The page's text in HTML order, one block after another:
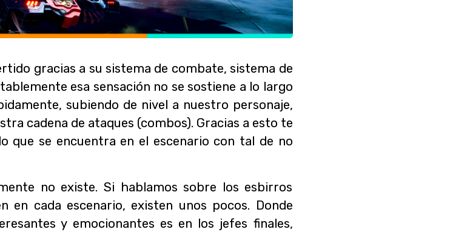
gracias a su sistema de combate, sistema de
esa sensación no se sostiene a lo largo
subiendo de nivel a nuestro personaje,
cadena de ataques (combos). Gracias a esto te
que se encuentra en el escenario con tal de no
no existe. Si hablamos sobre los esbirros
en cada escenario, existen unos pocos. Donde
y emocionantes es en los jefes finales,